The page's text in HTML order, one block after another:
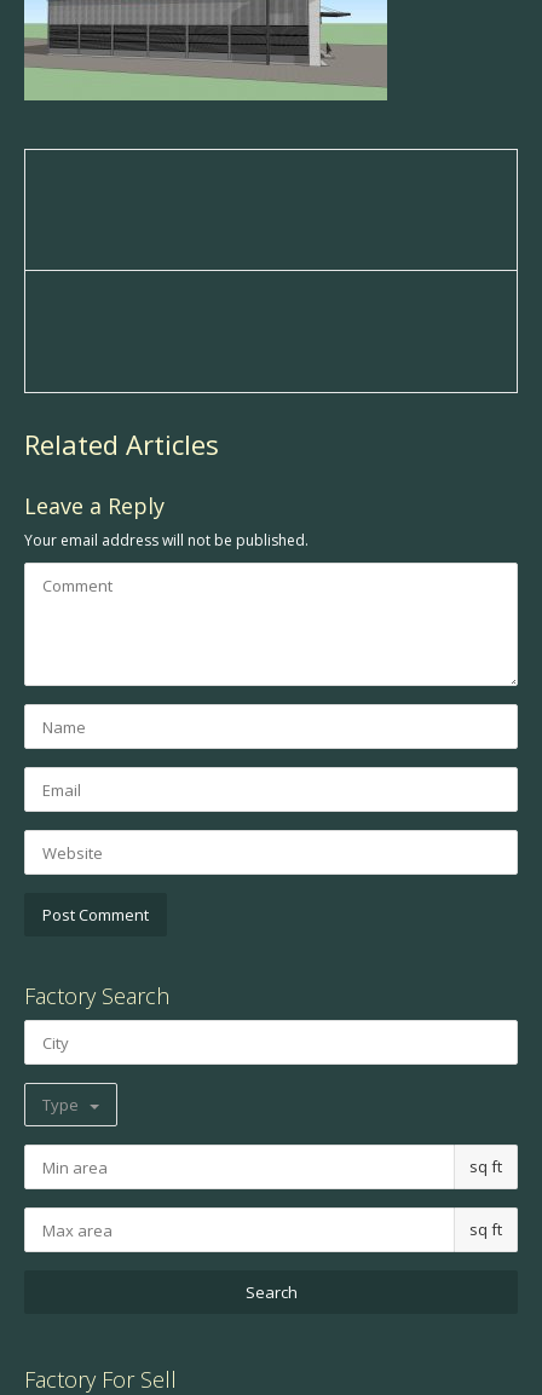
Related Articles
Leave a Reply
Your email address will not be published.
Factory Search
Type
sq ft
sq ft
Factory For Sell